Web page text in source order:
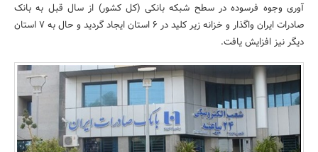
بانک، بیمه و سرمایه
آوری وجوه فرسوده در سطح شبکه بانکی (کل کشور) از سال قبل به بانک
صادرات ایران واگذار و خزانه زیر کلید در 6 استان ایجاد گردید و حال به 7 استان
دیگر نیز افزایش یافت.